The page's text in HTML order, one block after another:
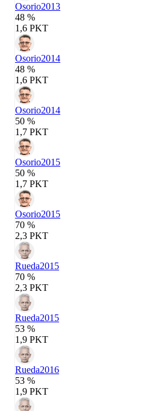
Osorio2013
48 %
1,6 PKT
Osorio2014
48 %
1,6 PKT
Osorio2014
50 %
1,7 PKT
Osorio2015
50 %
1,7 PKT
Osorio2015
70 %
2,3 PKT
Rueda2015
70 %
2,3 PKT
Rueda2015
53 %
1,9 PKT
Rueda2016
53 %
1,9 PKT